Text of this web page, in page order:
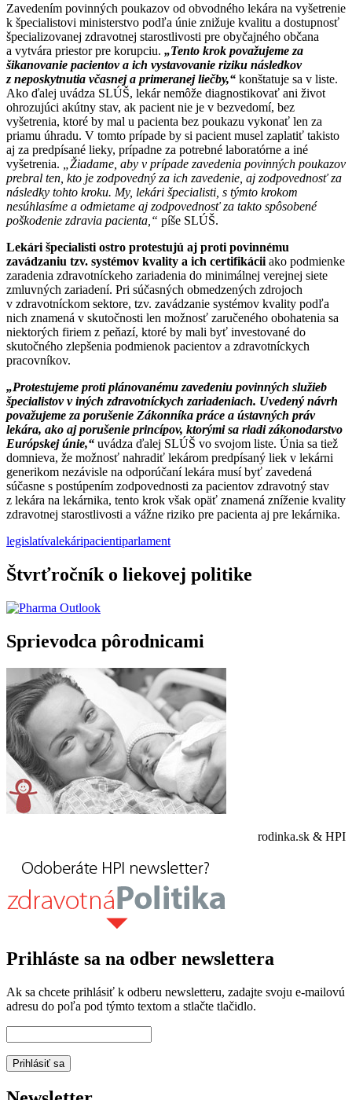
Zavedením povinných poukazov od obvodného lekára na vyšetrenie
k špecialistovi ministerstvo podľa únie znižuje kvalitu a dostupnosť
špecializovanej zdravotnej starostlivosti pre obyčajného občana
a vytvára priestor pre korupciu. „Tento krok považujeme za
šikanovanie pacientov a ich vystavovanie riziku následkov
z neposkytnutia včasnej a primeranej liečby,“ konštatuje sa v liste.
Ako ďalej uvádza SLÚŠ, lekár nemôže diagnostikovať ani život
ohrozujúci akútny stav, ak pacient nie je v bezvedomí, bez
vyšetrenia, ktoré by mal u pacienta bez poukazu vykonať len za
priamu úhradu. V tomto prípade by si pacient musel zaplatiť takisto
aj za predpísané lieky, prípadne za potrebné laboratórne a iné
vyšetrenia.
„Žiadame, aby v prípade zavedenia povinných poukazov
prebral ten, kto je zodpovedný za ich zavedenie, aj zodpovednosť za
následky tohto kroku. My, lekári špecialisti, s týmto krokom
nesúhlasíme a odmietame aj zodpovednosť za takto spôsobené
poškodenie zdravia pacienta,“ píše SLÚŠ.
Lekári špecialisti ostro protestujú aj proti povinnému
zavádzaniu tzv. systémov kvality a ich certifikácii ako podmienke
zaradenia zdravotníckeho zariadenia do minimálnej verejnej siete
zmluvných zariadení. Pri súčasných obmedzených zdrojoch
v zdravotníckom sektore, tzv. zavádzanie systémov kvality podľa
nich znamená v skutočnosti len možnosť zaručeného obohatenia sa
niektorých firiem z peňazí, ktoré by mali byť investované do
skutočného zlepšenia podmienok pacientov a zdravotníckych
pracovníkov.
„Protestujeme proti plánovanému zavedeniu povinných služieb
špecialistov v iných zdravotníckych zariadeniach. Uvedený návrh
považujeme za porušenie Zákonníka práce a ústavných práv
lekára, ako aj porušenie princípov, ktorými sa riadi zákonodarstvo
Európskej únie,“ uvádza ďalej SLÚŠ vo svojom liste. Únia sa tiež
domnieva, že možnosť nahradiť lekárom predpísaný liek v lekárni
generikom nezávisle na odporúčaní lekára musí byť zavedená
súčasne s postúpením zodpovednosti za pacientov zdravotný stav
z lekára na lekárnika, tento krok však opäť znamená zníženie kvality
zdravotnej starostlivosti a vážne riziko pre pacienta aj pre lekárnika.
legislatívalekáripacientiparlament
Štvrťročník o liekovej politike
Sprievodca pôrodnicami
rodinka.sk & HPI
Prihláste sa na odber newslettera
Ak sa chcete prihlásiť k odberu newsletteru, zadajte svoju e-mailovú
adresu do poľa pod týmto textom a stlačte tlačidlo.